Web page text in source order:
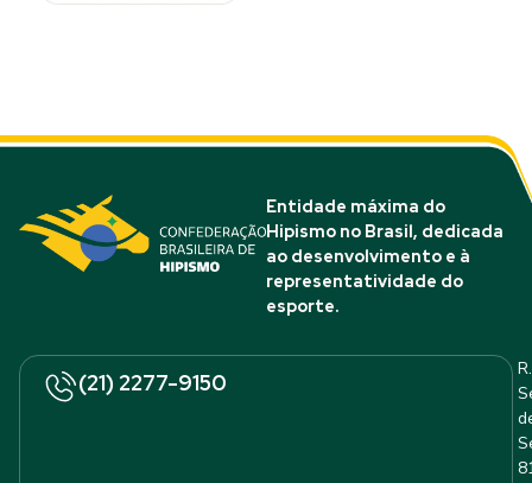
Entidade máxima do
Hipismo no Brasil, dedicada
ao desenvolvimento e à
representatividade do
esporte.
(21) 2277-9150
R.